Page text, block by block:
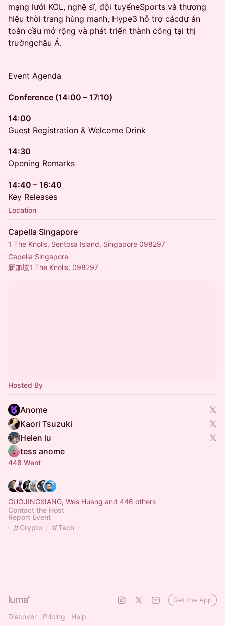
mạng lưới KOL, nghệ sĩ, đội tuyểneSports và thương
hiệu thời trang hùng mạnh, Hype3 hỗ trợ cácdự án
toàn cầu mở rộng và phát triển thành công tại thị
trườngchâu Á.
Event Agenda
Conference (14:00 – 17:10)
14:00
Guest Registration & Welcome Drink
14:30
Opening Remarks
14:40 – 16:40
Key Releases
Location
Capella Singapore
1 The Knolls, Sentosa Island, Singapore 098297
Capella Singapore
新加坡1 The Knolls, 098297
Hosted By
Anome
Kaori Tsuzuki
Helen lu
tess anome
448 Went
GUOJINGXIANG, Wes Huang and 446 others
Contact the Host
Report Event
Crypto
Tech
Discover Pricing Help
Get the App